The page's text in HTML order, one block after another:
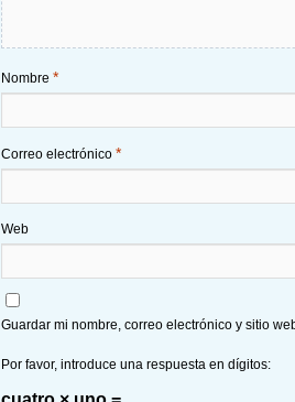
Nombre *
Correo electrónico *
Web
Guardar mi nombre, correo electrónico y sitio
Por favor, introduce una respuesta en dígitos: